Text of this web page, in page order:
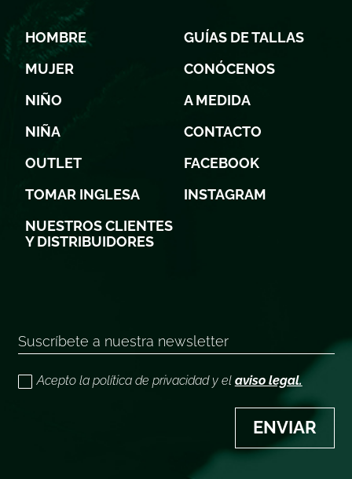
HOMBRE
MUJER
NIÑO
NIÑA
OUTLET
TOMAR INGLESA
NUESTROS CLIENTES
Y DISTRIBUIDORES
GUÍAS DE TALLAS
CONÓCENOS
A MEDIDA
CONTACTO
FACEBOOK
INSTAGRAM
Acepto la política de privacidad y el aviso legal.
ENVIAR